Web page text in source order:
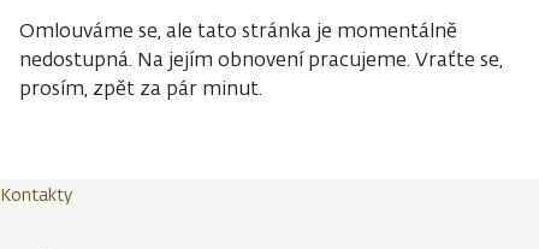
Omlouváme se, ale tato stránka je momentálně
nedostupná. Na jejím obnovení pracujeme. Vraťte se,
prosím, zpět za pár minut.
Kontakty